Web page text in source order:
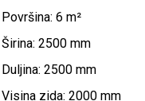
Površina: 6 m²
Širina: 2500 mm
Duljina: 2500 mm
Visina zida: 2000 mm